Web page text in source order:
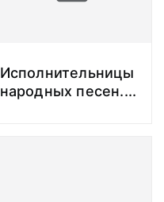
Исполнительницы
народных песен....